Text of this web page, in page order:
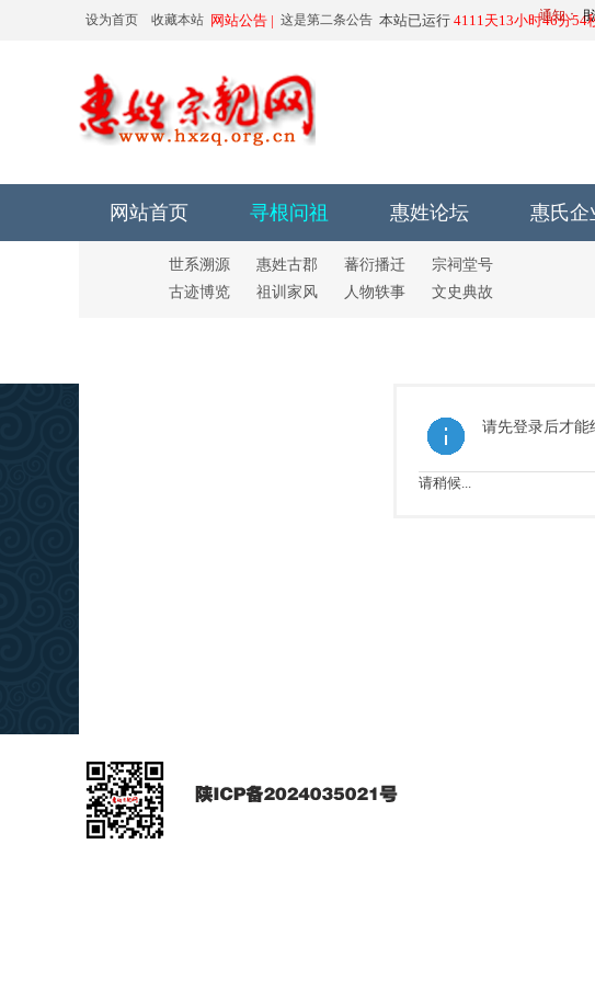
设为首页 收藏本站 本站已运行 4111天13小时46分54
网站公告 | 这是第二条公告
网站首页 寻根问祖 惠姓论坛 惠氏企
世系溯源 惠姓古郡 蕃衍播迁
宗祠堂号
古迹博览
祖训家风 人物轶事 文史典故
请先登录后才能
请稍候...
通知：
由于有人恶意运用